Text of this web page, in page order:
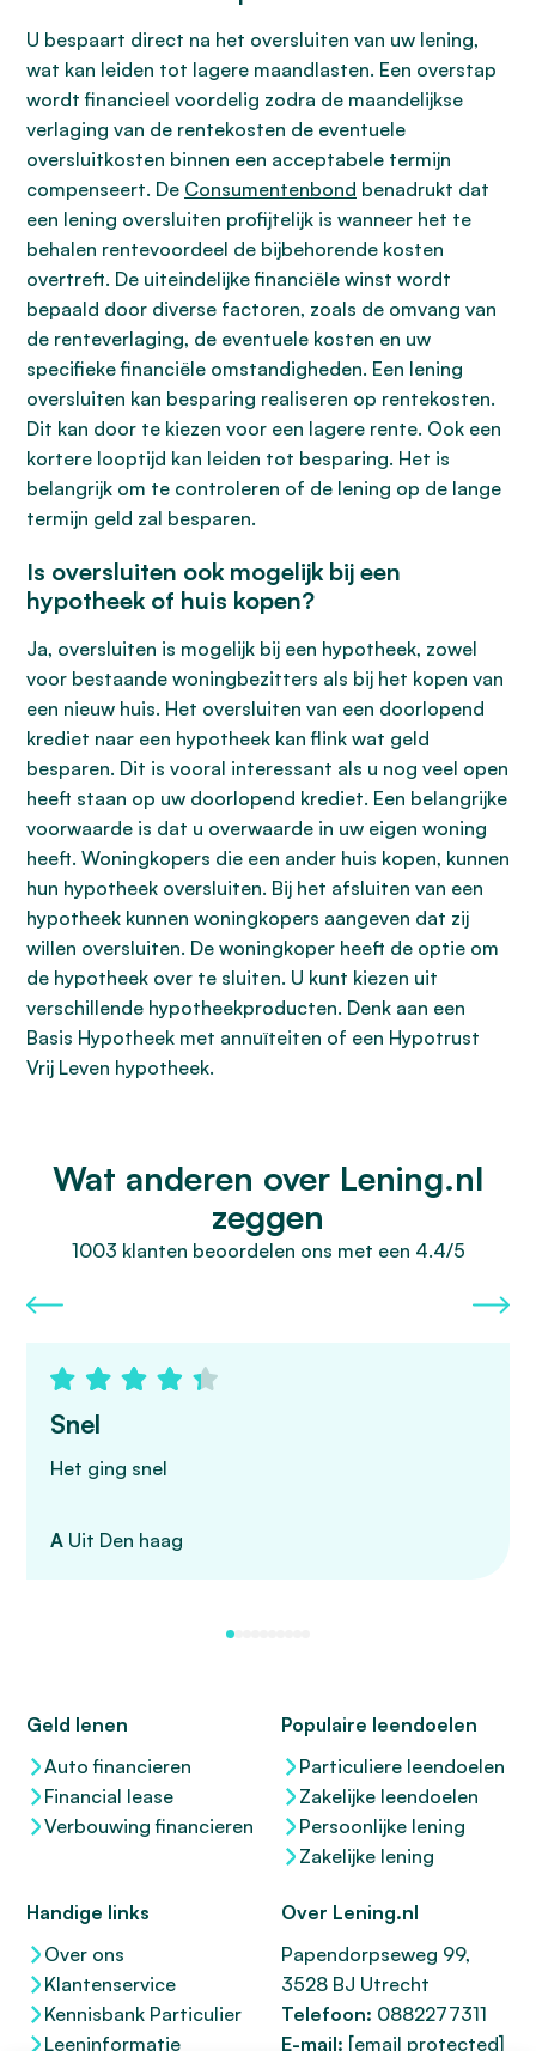
U bespaart direct na het oversluiten van uw lening,
wat kan leiden tot lagere maandlasten. Een overstap
wordt financieel voordelig zodra de maandelijkse
verlaging van de rentekosten de eventuele
oversluitkosten binnen een acceptabele termijn
compenseert. De Consumentenbond benadrukt dat
een lening oversluiten profijtelijk is wanneer het te
behalen rentevoordeel de bijbehorende kosten
overtreft. De uiteindelijke financiële winst wordt
bepaald door diverse factoren, zoals de omvang van
de renteverlaging, de eventuele kosten en uw
specifieke financiële omstandigheden. Een lening
oversluiten kan besparing realiseren op rentekosten.
Dit kan door te kiezen voor een lagere rente. Ook een
kortere looptijd kan leiden tot besparing. Het is
belangrijk om te controleren of de lening op de lange
termijn geld zal besparen.
Is oversluiten ook mogelijk bij een
hypotheek of huis kopen?
Ja, oversluiten is mogelijk bij een hypotheek, zowel
voor bestaande woningbezitters als bij het kopen van
een nieuw huis. Het oversluiten van een doorlopend
krediet naar een hypotheek kan flink wat geld
besparen. Dit is vooral interessant als u nog veel open
heeft staan op uw doorlopend krediet. Een belangrijke
voorwaarde is dat u overwaarde in uw eigen woning
heeft. Woningkopers die een ander huis kopen, kunnen
hun hypotheek oversluiten. Bij het afsluiten van een
hypotheek kunnen woningkopers aangeven dat zij
willen oversluiten. De woningkoper heeft de optie om
de hypotheek over te sluiten. U kunt kiezen uit
verschillende hypotheekproducten. Denk aan een
Basis Hypotheek met annuïteiten of een Hypotrust
Vrij Leven hypotheek.
Wat anderen over Lening.nl
zeggen
1003 klanten beoordelen ons met een 4.4/5
Snel
Het ging snel
A Uit Den haag
Geld lenen
Auto financieren
Financial lease
Verbouwing financieren
Populaire leendoelen
Particuliere leendoelen
Zakelijke leendoelen
Persoonlijke lening
Zakelijke lening
Handige links
Over ons
Klantenservice
Kennisbank Particulier
Leeninformatie
Over Lening.nl
Papendorpseweg 99,
3528 BJ Utrecht
Telefoon: 0882277311
E-mail: [email protected]